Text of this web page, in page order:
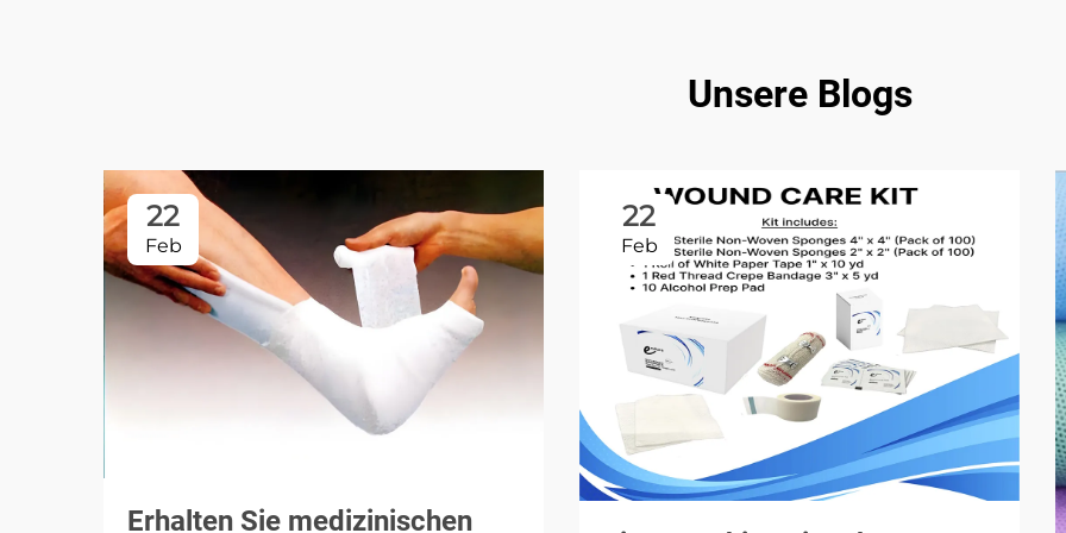
Unsere Blogs
22
Feb
Erhalten Sie medizinischen
22
Feb